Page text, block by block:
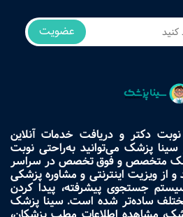
عضویت
دکتر و دریافت خدمات آنلاین
پزشک می‌توانید به‌راحتی نوبت
پزشک متخصص و فوق تخصص در سراسر
از ویزیت اینترنتی و مشاوره پزشکی
جستجوی پیشرفته، پیدا کردن
ساده‌تر شده است. سینا پزشک